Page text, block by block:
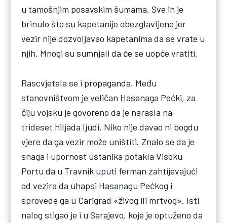
u tamošnjim posavskim šumama. Sve ih je
brinulo što su kapetanije obezglavljene jer
vezir nije dozvoljavao kapetanima da se vrate u
njih. Mnogi su sumnjali da će se uopće vratiti.
Rascvjetala se i propaganda. Među
stanovništvom je veličan Hasanaga Pećki, za
čiju vojsku je govoreno da je narasla na
trideset hiljada ljudi. Niko nije davao ni bogdu
vjere da ga vezir može uništiti. Znalo se da je
snaga i upornost ustanika potakla Visoku
Portu da u Travnik uputi ferman zahtijevajući
od vezira da uhapsi Hasanagu Pećkog i
sprovede ga u Carigrad «živog ili mrtvog». Isti
nalog stigao je i u Sarajevo, koje je optuženo da